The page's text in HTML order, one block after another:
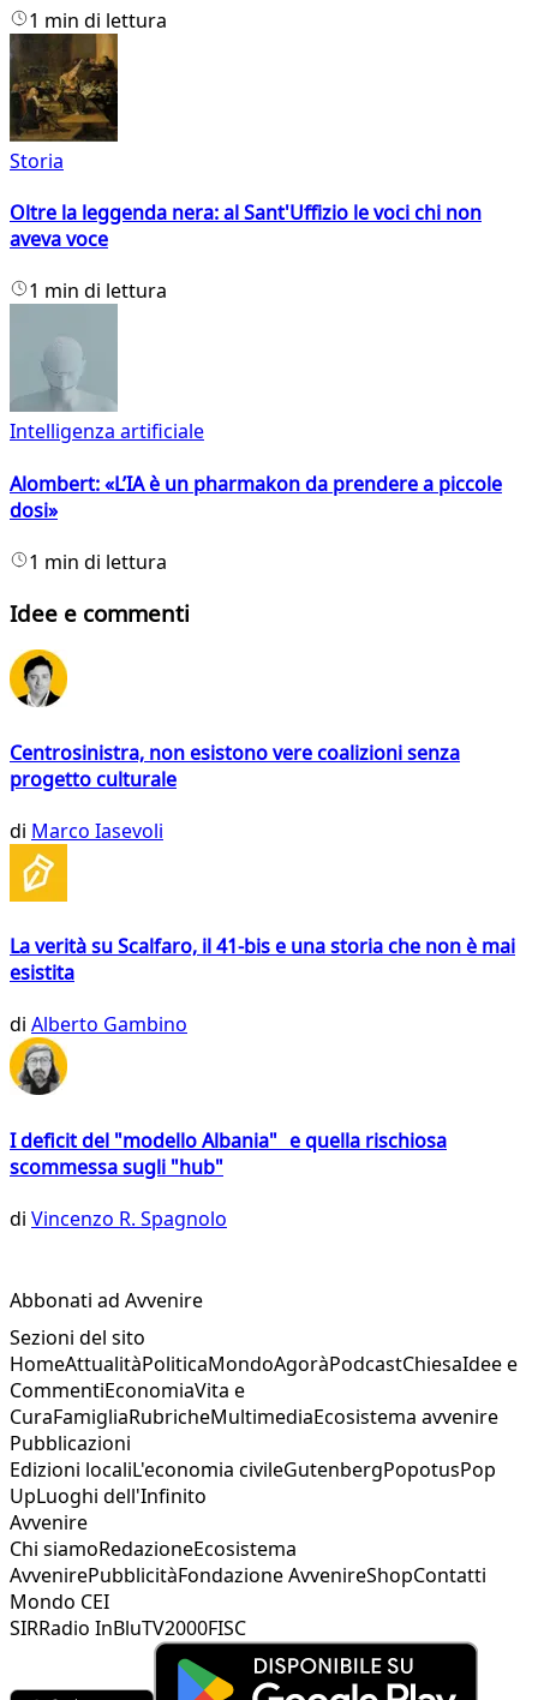
1 min di lettura
Storia
Oltre la leggenda nera: al Sant'Uffizio le voci chi non
aveva voce
1 min di lettura
Intelligenza artificiale
Alombert: «L’IA è un pharmakon da prendere a piccole
dosi»
1 min di lettura
Idee e commenti
Centrosinistra, non esistono vere coalizioni senza
progetto culturale
di Marco Iasevoli
La verità su Scalfaro, il 41-bis e una storia che non è mai
esistita
di Alberto Gambino
I deficit del "modello Albania" e quella rischiosa
scommessa sugli "hub"
di Vincenzo R. Spagnolo
Abbonati ad Avvenire
Sezioni del sito
HomeAttualitàPoliticaMondoAgoràPodcastChiesaIdee e
CommentiEconomiaVita e
CuraFamigliaRubricheMultimediaEcosistema avvenire
Pubblicazioni
Edizioni localiL'economia civileGutenbergPopotusPop
UpLuoghi dell'Infinito
Avvenire
Chi siamoRedazioneEcosistema
AvvenirePubblicitàFondazione AvvenireShopContatti
Mondo CEI
SIRRadio InBluTV2000FISC